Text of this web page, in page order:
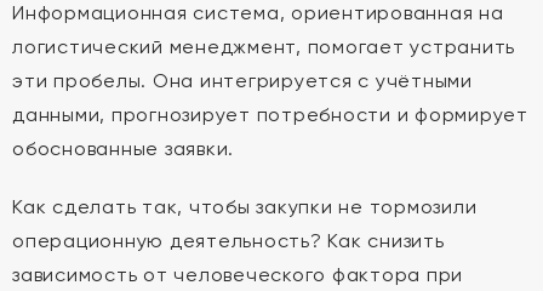
Информационная система, ориентированная на
логистический менеджмент, помогает устранить
эти пробелы. Она интегрируется с учётными
данными, прогнозирует потребности и формирует
обоснованные заявки.
Как сделать так, чтобы закупки не тормозили
операционную деятельность? Как снизить
зависимость от человеческого фактора при